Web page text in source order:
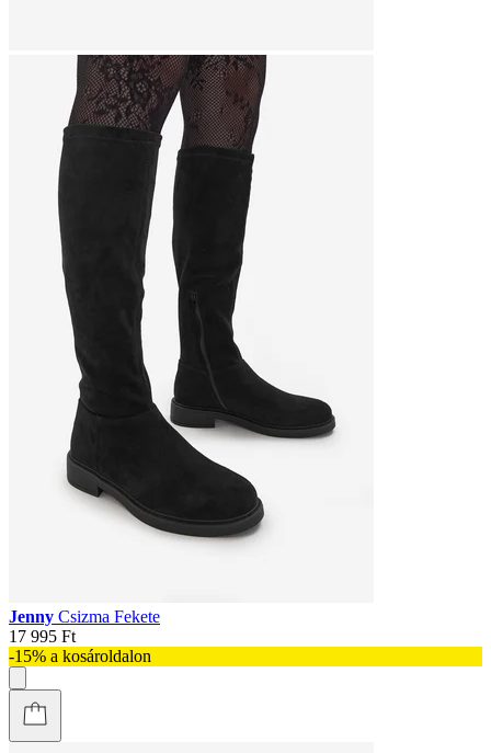
Jenny Csizma Fekete
17 995 Ft
-15% a kosároldalon